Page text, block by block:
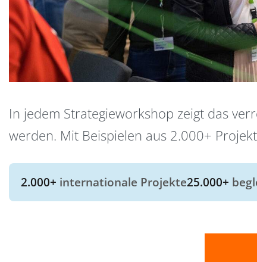
In jedem Strategieworkshop zeigt das
werden. Mit Beispielen aus 2.000+
2.000+ internationale Projekte25.000+